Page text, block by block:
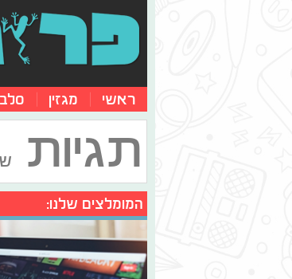
ראשי מגזין
תגיות
המומלצים שלנו: